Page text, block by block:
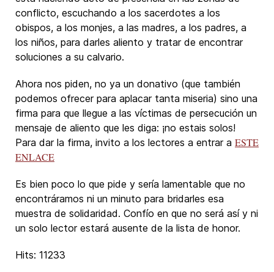
conflicto, escuchando a los sacerdotes a los
obispos, a los monjes, a las madres, a los padres, a
los niños, para darles aliento y tratar de encontrar
soluciones a su calvario.
Ahora nos piden, no ya un donativo (que también
podemos ofrecer para aplacar tanta miseria) sino una
firma para que llegue a las víctimas de persecución un
mensaje de aliento que les diga: ¡no estais solos!
Para dar la firma, invito a los lectores a entrar a ESTE
ENLACE
Es bien poco lo que pide y sería lamentable que no
encontráramos ni un minuto para bridarles esa
muestra de solidaridad. Confío en que no será así y ni
un solo lector estará ausente de la lista de honor.
Hits: 11233